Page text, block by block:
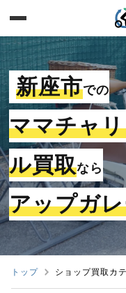
新座市での
ママチャ
ル買取なら
アップガ
トップ ショップ買取カ